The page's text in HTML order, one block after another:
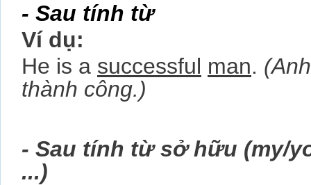
- Sau tính từ
Ví dụ:
He is a successful man.
thành công.)
- Sau tính từ sở hữu (my/
...)